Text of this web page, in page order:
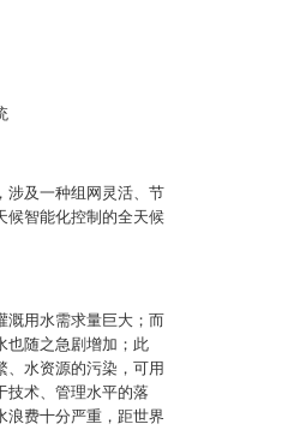
涉及一种组网灵活、节
候智能化控制的全天候
溉用水需求量巨大；而
也随之急剧增加；此
、水资源的污染，可用
技术、管理水平的落
浪费十分严重，距世界